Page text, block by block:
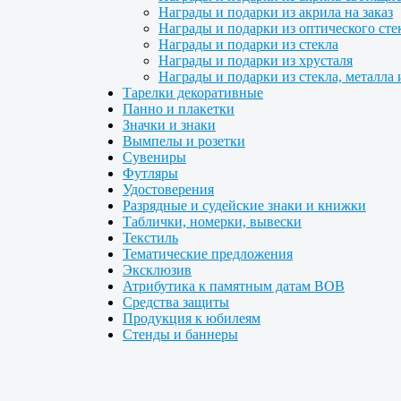
Награды и подарки из акрила на заказ
Награды и подарки из оптического
Награды и подарки из стекла
Награды и подарки из хрусталя
Награды и подарки из стекла, металла
Тарелки декоративные
Панно и плакетки
Значки и знаки
Вымпелы и розетки
Сувениры
Футляры
Удостоверения
Разрядные и судейские знаки и книжки
Таблички, номерки, вывески
Текстиль
Тематические предложения
Эксклюзив
Атрибутика к памятным датам ВОВ
Средства защиты
Продукция к юбилеям
Стенды и баннеры